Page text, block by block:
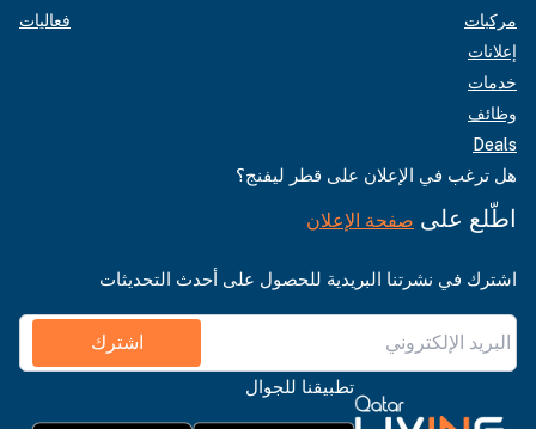
مركبات
إعلانات
خدمات
وظائف
Deals
فعاليات
هل ترغب في الإعلان على قطر ليفنج؟
اطّلع على صفحة الإعلان
اشترك في نشرتنا البريدية للحصول على أحدث التحديثات
اشترك
تطبيقنا للجوال